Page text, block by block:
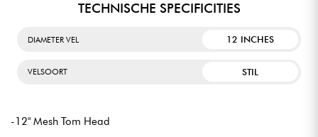
TECHNISCHE SPECIFICITIES
DIAMETER VEL 12 INCHES
VELSOORT STIL
-12" Mesh Tom Head